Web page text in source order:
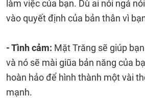
làm việc của bạn. Dù ai nói ngả
vào quyết định của bản thân vì
- Tình cảm: Mặt Trăng sẽ giúp
và nó sẽ mài giũa bản năng của
hoàn hảo để hình thành một vài
mạnh.